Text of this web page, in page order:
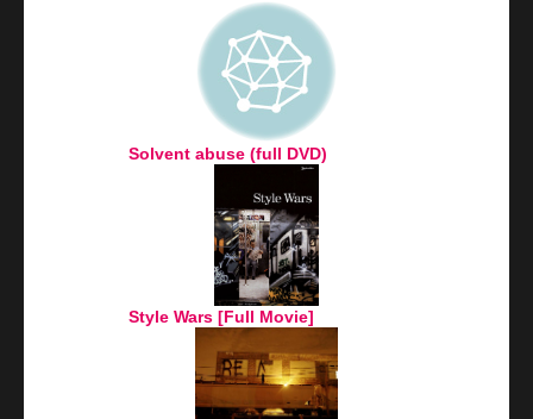
Solvent abuse (full DVD)
Style Wars [Full Movie]